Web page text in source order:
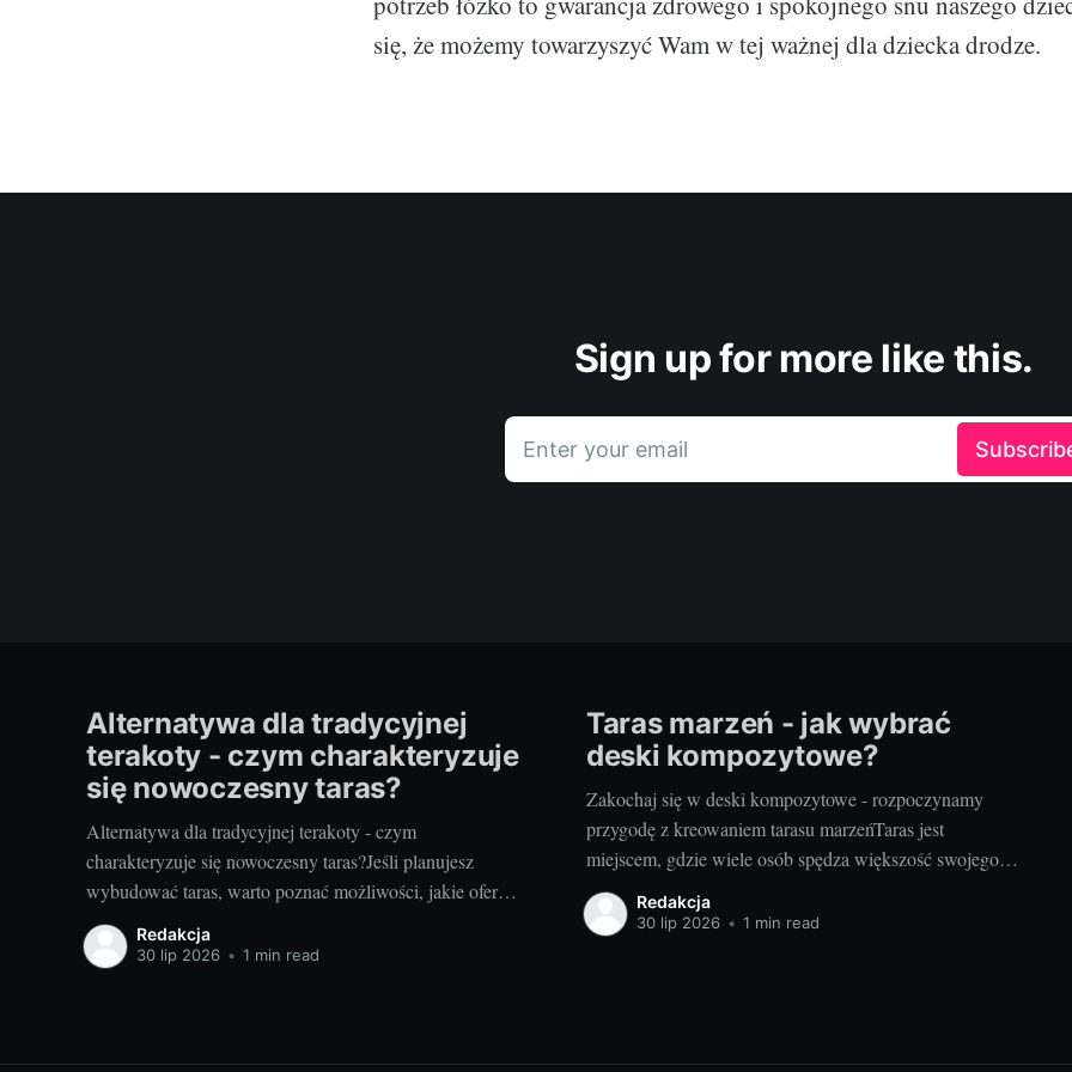
się, że możemy towarzyszyć Wam w tej ważnej dla dziecka drodze.
Sign up for more like this.
Enter your email
Alternatywa dla tradycyjnej
terakoty - czym charakteryzuje
się nowoczesny taras?
Alternatywa dla tradycyjnej terakoty - czym
charakteryzuje się nowoczesny taras?Jeśli planujesz
wybudować taras, warto poznać możliwości, jakie oferują
nowoczesne rozwiązania. Można przecież zdecydować
się na coś więcej niż tylko tradycyjną terakotę. Ale jak
Redakcja
30 lip 2026 • 1 min read
Taras marzeń - jak wybrać
deski kompozytowe?
Zakochaj się w deski kompozytowe - rozpoczynamy
przygodę z kreowaniem tarasu marzeńTaras jest
miejscem, gdzie wiele osób spędza większość swojego
wolnego czasu, zwłaszcza w okresie wiosenno-letnim.
Zarówno letnie, słoneczne dni, jak i chłodniejsze,
Redakcja
30 lip 2026 • 1 min read